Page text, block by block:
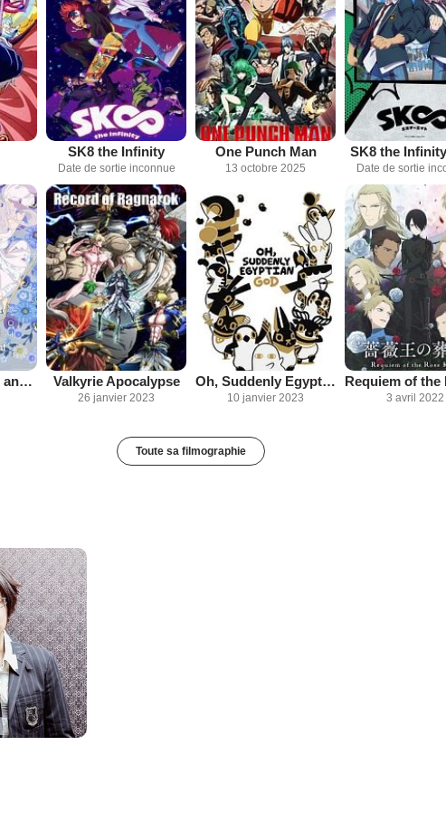
SK8 the Infinity
Date de sortie inconnue
One Punch Man
13 octobre 2025
SK8 the
Date de sortie
The Magical Girl and the Evil Lieutenant Used to Be Archenemies Valkyrie Apocalypse
26 janvier 2023
Oh, Suddenly Egyptian God
10 janvier 2023 3 avril 2022
Toute sa filmographie